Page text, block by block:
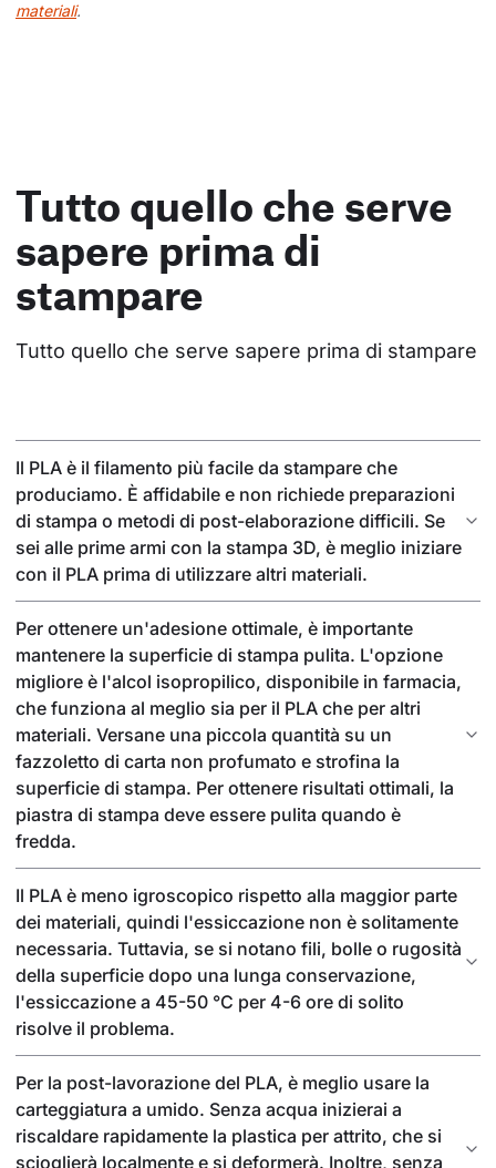
materiali.
Tutto quello che serve
sapere prima di
stampare
Tutto quello che serve sapere prima di stampare
Il PLA è il filamento più facile da stampare che
produciamo. È affidabile e non richiede preparazioni
di stampa o metodi di post-elaborazione difficili. Se
sei alle prime armi con la stampa 3D, è meglio iniziare
con il PLA prima di utilizzare altri materiali.
Per ottenere un'adesione ottimale, è importante
mantenere la superficie di stampa pulita. L'opzione
migliore è l'alcol isopropilico, disponibile in farmacia,
che funziona al meglio sia per il PLA che per altri
materiali. Versane una piccola quantità su un
fazzoletto di carta non profumato e strofina la
superficie di stampa. Per ottenere risultati ottimali, la
piastra di stampa deve essere pulita quando è
fredda.
Il PLA è meno igroscopico rispetto alla maggior parte
dei materiali, quindi l'essiccazione non è solitamente
necessaria. Tuttavia, se si notano fili, bolle o rugosità
della superficie dopo una lunga conservazione,
l'essiccazione a 45-50 °C per 4-6 ore di solito
risolve il problema.
Per la post-lavorazione del PLA, è meglio usare la
carteggiatura a umido. Senza acqua inizierai a
riscaldare rapidamente la plastica per attrito, che si
scioglierà localmente e si deformerà. Inoltre, senza